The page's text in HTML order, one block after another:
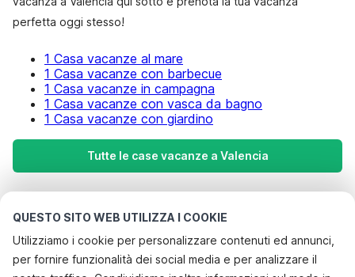
QUESTO SITO WEB UTILIZZA I COOKIE
Utilizziamo i cookie per personalizzare contenuti ed annunci,
per fornire funzionalità dei social media e per analizzare il
perfetta oggi stesso!
1 Casa vacanze al mare
1 Casa vacanze con barbecue
1 Casa vacanze in campagna
1 Casa vacanze con vasca da bagno
1 Casa vacanze con giardino
Tutte le case vacanze a Valencia
Le destinazioni più popolari per le
vacanze
Città con i migliori servizi per le vacanze